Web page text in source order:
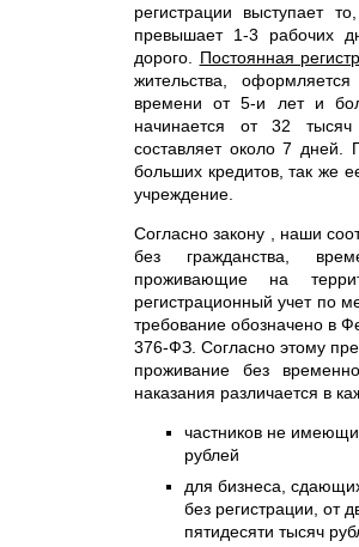
регистрации выступает
превышает 1-3 рабочих
дорого. Постоянная
жительства,
времени от 5-и лет и
начинается от 32
составляет около 7 дней.
больших кредитов, так же
учреждение.
Согласно закону , наши
без гражданства,
проживающие на
регистрационный учет по
требование обозначено в
376-ФЗ. Согласно этому
проживание без
наказания различается в
частников не
рублей
для бизнеса,
без регистрации, от
пятидесяти тысяч